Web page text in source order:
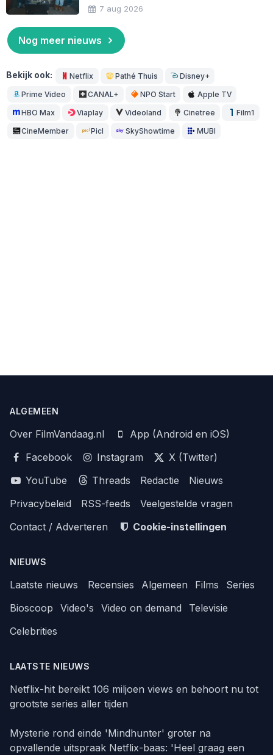
7 aug 2026
Nog meer nieuws
Bekijk ook: Netflix Pathé Thuis Disney+
Prime Video CANAL+ NPO Start Apple TV
HBO Max Viaplay Videoland Cinetree Film1
CineMember Picl SkyShowtime MUBI
ALGEMEEN
Over FilmVandaag.nl
App (Android en iOS)
Facebook
Instagram
X (Twitter)
YouTube
Threads Redactie
Nieuws
Privacybeleid
RSS-feeds
Veelgestelde vragen
Contact / Adverteren
Cookie-instellingen
NIEUWS
Laatste nieuws Recensies Algemeen Films
Series
Bioscoop
Video's Video on demand
Televisie
Celebrities
LAATSTE NIEUWS
Netflix-hit bereikt 106 miljoen views en behoort nu tot
grootste series aller tijden
Mysterie rond einde 'Mindhunter' groter na
opvallende uitspraak Netflix-baas: 'Heel graag een